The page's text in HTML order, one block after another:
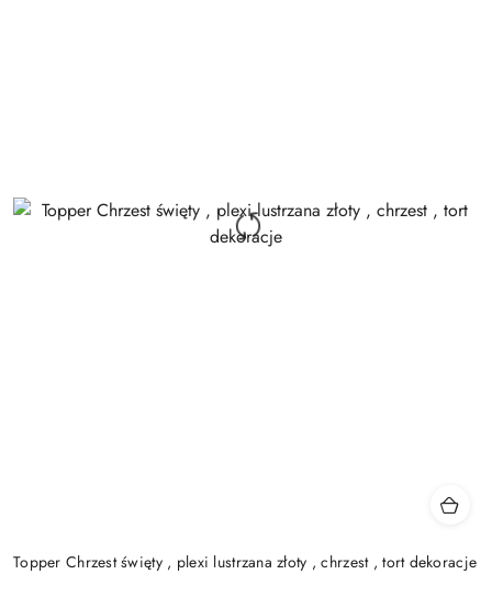
Topper Chrzest święty , plexi lustrzana złoty , chrzest , tort dekoracje